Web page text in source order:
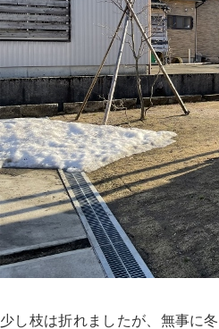
少し枝は折れましたが、無事に